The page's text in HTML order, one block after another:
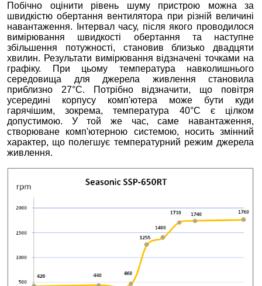
Побічно оцінити рівень шуму пристрою можна за
швидкістю обертання вентилятора при різній величині
навантаження. Інтервал часу, після якого проводилося
вимірювання швидкості обертання та наступне
збільшення потужності, становив близько двадцяти
хвилин. Результати вимірювання відзначені точками на
графіку. При цьому температура навколишнього
середовища для джерела живлення становила
приблизно 27°С. Потрібно відзначити, що повітря
усередині корпусу комп'ютера може бути куди
гарячішим, зокрема, температура 40°С є цілком
допустимою. У той же час, саме навантаження,
створюване комп'ютерною системою, носить змінний
характер, що полегшує температурний режим джерела
живлення.